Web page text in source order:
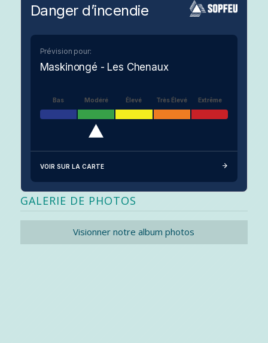
Danger d’incendie
Prévision pour:
Maskinongé - Les Chenaux
Bas Modéré Élevé Très Élevé Extrême
VOIR SUR LA CARTE
GALERIE DE PHOTOS
Visionner notre album photos